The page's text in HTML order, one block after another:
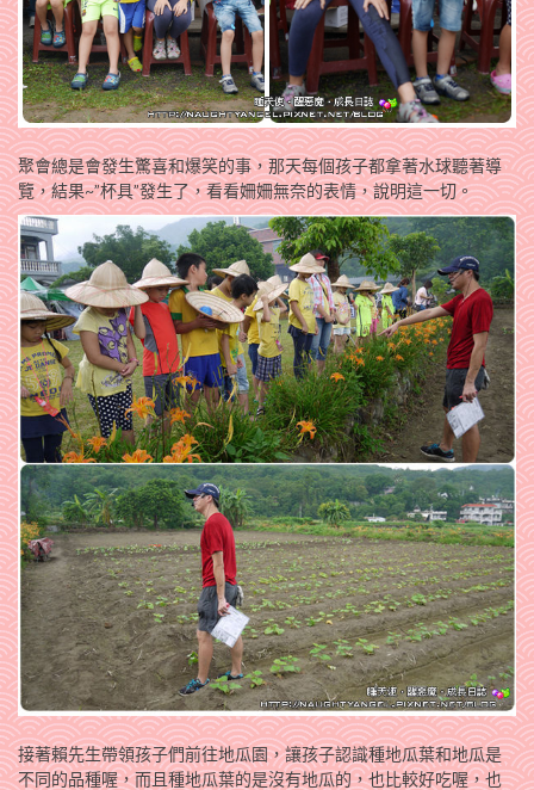
聚會總是會發生驚喜和爆笑的事，那天每個孩子都拿著水球聽著導
覽，結果~”杯具”發生了，看看姍姍無奈的表情，說明這一切。
接著賴先生帶領孩子們前往地瓜園，讓孩子認識種地瓜葉和地瓜是
不同的品種喔，而且種地瓜葉的是沒有地瓜的，也比較好吃喔，也